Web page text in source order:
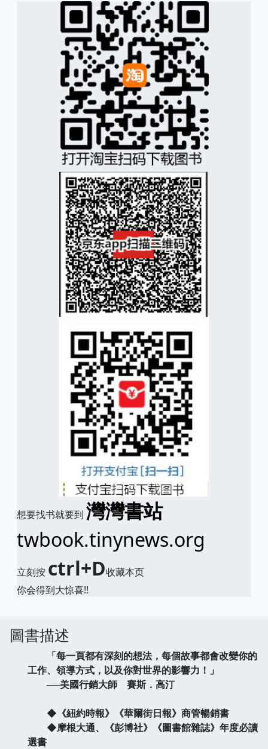
想要找书就要到 灣灣書站
twbook.tinynews.org
立刻按 ctrl+D收藏本页
你会得到大惊喜!!
圖書描述
「每一頁都有深刻的想法，每個故事都會改變你的
工作、領導方式，以及你對世界的影響力！」
──美國行銷大師 賽斯．高汀
◆《紐約時報》《華爾街日報》商管暢銷書
◆摩根大通、《彭博社》《圖書館雜誌》年度必讀
選書